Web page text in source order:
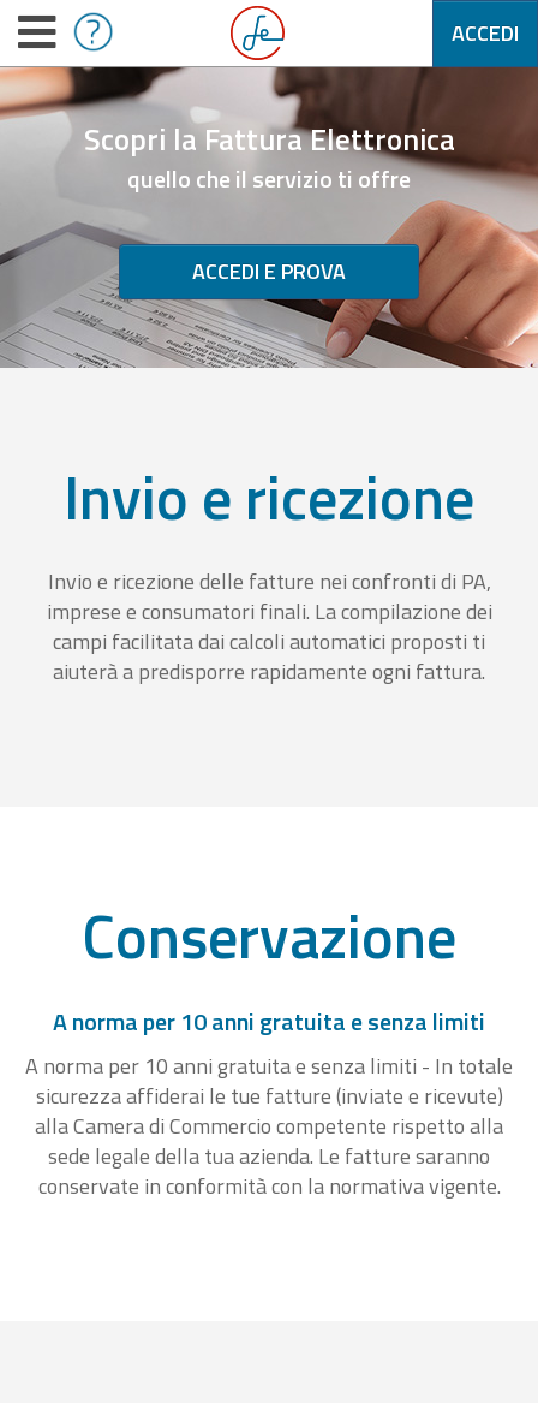
ACCEDI
Scopri la Fattura Elettronica
quello che il servizio ti offre
ACCEDI E PROVA
Invio e ricezione
Invio e ricezione delle fatture nei confronti di PA,
imprese e consumatori finali. La compilazione dei
campi facilitata dai calcoli automatici proposti ti
aiuterà a predisporre rapidamente ogni fattura.
Conservazione
A norma per 10 anni gratuita e senza limiti
A norma per 10 anni gratuita e senza limiti - In totale
sicurezza affiderai le tue fatture (inviate e ricevute)
alla Camera di Commercio competente rispetto alla
sede legale della tua azienda. Le fatture saranno
conservate in conformità con la normativa vigente.